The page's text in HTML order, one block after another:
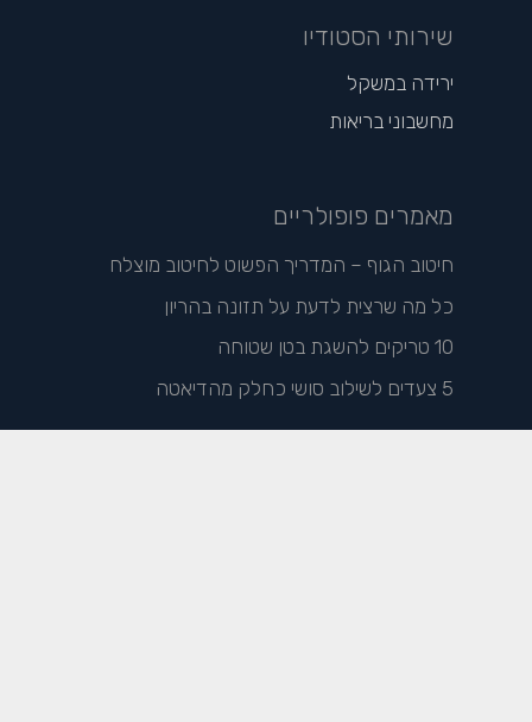
שירותי הסטודיו
ירידה במשקל
מחשבוני בריאות
מאמרים פופולריים
חיטוב הגוף – המדריך הפשוט לחיטוב מוצלח
כל מה שרצית לדעת על תזונה בהריון
10 טריקים להשגת בטן שטוחה
5 צעדים לשילוב סושי כחלק מהדיאטה